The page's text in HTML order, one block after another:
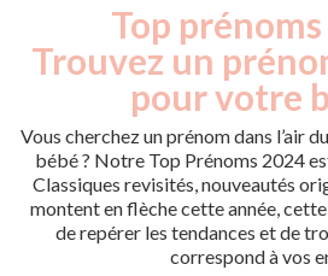
Top
Trouvez un
pour votre
Vous cherchez un prénom dans l’air
bébé ? Notre Top Prénoms 2024
Classiques revisités, nouveautés
montent en flèche cette année,
de repérer les tendances et de
correspond à vos